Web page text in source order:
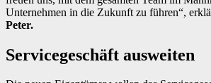
Unternehmen in die Zukunft zu führen“,
Peter.
Servicegeschäft ausweiten